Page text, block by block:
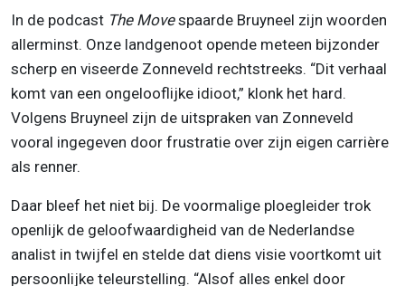
In de podcast The Movespaarde Bruyneel zijn woorden
allerminst. Onze landgenoot opende meteen bijzonder
scherp en viseerde Zonneveld rechtstreeks. “Dit verhaal
komt van een ongelooflijke idioot,” klonk het hard.
Volgens Bruyneel zijn de uitspraken van Zonneveld
vooral ingegeven door frustratie over zijn eigen carrière
als renner.
Daar bleef het niet bij. De voormalige ploegleider trok
openlijk de geloofwaardigheid van de Nederlandse
analist in twijfel en stelde dat diens visie voortkomt uit
persoonlijke teleurstelling. “Alsof alles enkel door